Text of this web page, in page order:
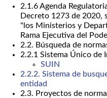
2.1.6 Agenda
Decreto 1273 de 2020,
"los Ministerios y
Rama Ejecutiva del
2.2. Búsqueda de
2.2.1 Sistema Único de
SUIN
2.2.2. Sistema de
entidad
2.3. Proyectos de